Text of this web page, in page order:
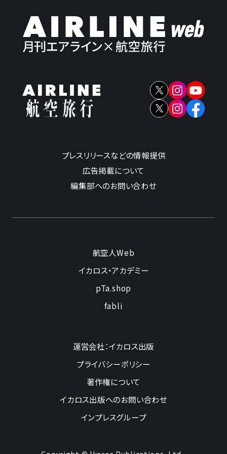
プレスリリースなどの情報提供
広告掲載について
編集部へのお問い合わせ
航空人Web
イカロス・アカデミー
pTa.shop
fabli
運営会社：イカロス出版
プライバシーポリシー
著作権について
イカロス出版へのお問い合わせ
インプレスグループ